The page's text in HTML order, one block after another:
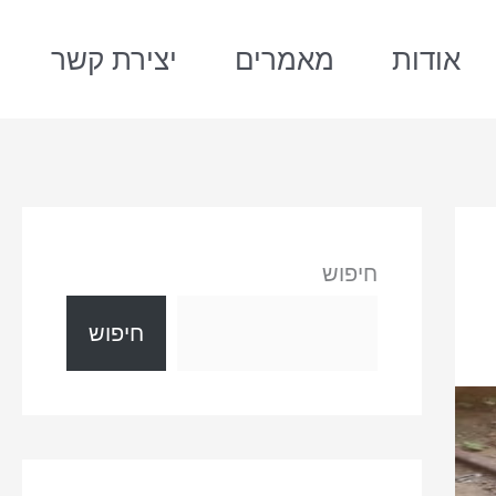
אודות מאמרים יצירת קשר
חיפוש
חיפוש